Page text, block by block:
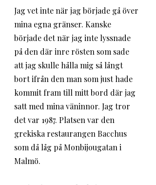
Jag vet inte när jag började gå över
mina egna gränser. Kanske
började det när jag inte lyssnade
på den där inre rösten som sade
att jag skulle hålla mig så långt
bort ifrån den man som just hade
kommit fram till mitt bord där jag
satt med mina väninnor. Jag tror
det var 1987. Platsen var den
grekiska restaurangen Bacchus
som då låg på Monbijougatan i
Malmö.